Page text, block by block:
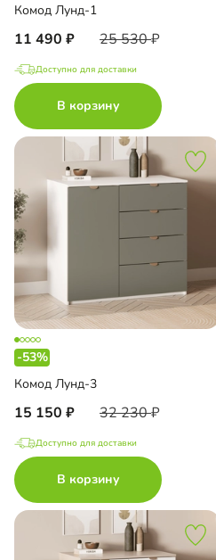
Комод Лунд-1
11 490 25 530
Доступно для доставки
В корзину
-53%
Комод Лунд-3
15 150 32 230
Доступно для доставки
В корзину